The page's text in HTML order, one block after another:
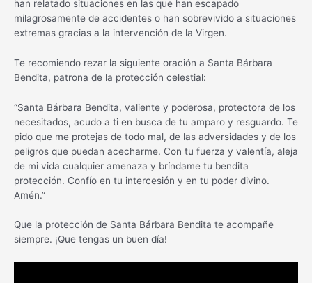
han relatado situaciones en las que han escapado
milagrosamente de accidentes o han sobrevivido a situaciones
extremas gracias a la intervención de la Virgen.
Te recomiendo rezar la siguiente oración a Santa Bárbara
Bendita, patrona de la protección celestial:
“Santa Bárbara Bendita, valiente y poderosa, protectora de los
necesitados, acudo a ti en busca de tu amparo y resguardo. Te
pido que me protejas de todo mal, de las adversidades y de los
peligros que puedan acecharme. Con tu fuerza y valentía, aleja
de mi vida cualquier amenaza y bríndame tu bendita
protección. Confío en tu intercesión y en tu poder divino.
Amén.”
Que la protección de Santa Bárbara Bendita te acompañe
siempre. ¡Que tengas un buen día!